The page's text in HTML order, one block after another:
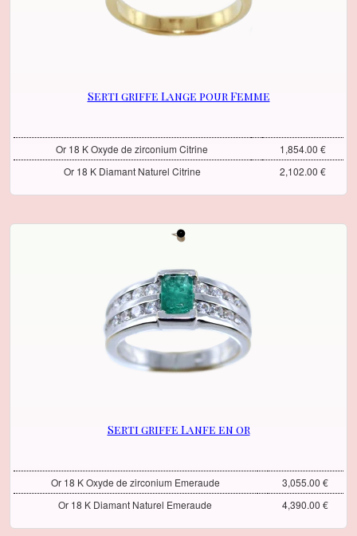
Serti griffe Lange pour Femme
Or 18 K Oxyde de zirconium Citrine
1,854.00 €
Or 18 K Diamant Naturel Citrine
2,102.00 €
Serti griffe Lanfe en or
Or 18 K Oxyde de zirconium Emeraude
3,055.00 €
Or 18 K Diamant Naturel Emeraude
4,390.00 €